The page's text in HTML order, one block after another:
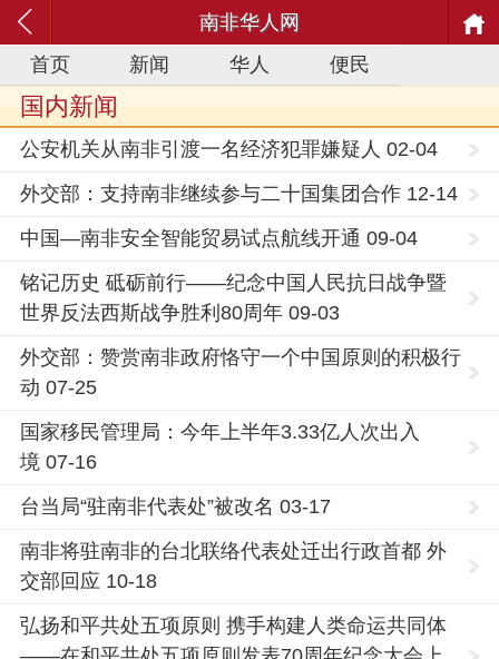
南非华人网
首页
新闻 华人 便民
国内新闻
公安机关从南非引渡一名经济犯罪嫌疑人 02-04
外交部：支持南非继续参与二十国集团合作 12-14
中国—南非安全智能贸易试点航线开通 09-04
铭记历史 砥砺前行——纪念中国人民抗日战争暨
世界反法西斯战争胜利80周年 09-03
外交部：赞赏南非政府恪守一个中国原则的积极行
动 07-25
国家移民管理局：今年上半年3.33亿人次出入
境 07-16
台当局“驻南非代表处”被改名 03-17
南非将驻南非的台北联络代表处迁出行政首都 外
交部回应 10-18
弘扬和平共处五项原则 携手构建人类命运共同体